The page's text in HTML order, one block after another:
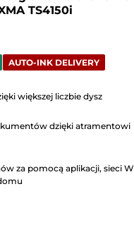
TS4150i
AUTO-INK DELIVERY
większej liczbie dysz
dzięki atramentowi
za pomocą aplikacji, sieci